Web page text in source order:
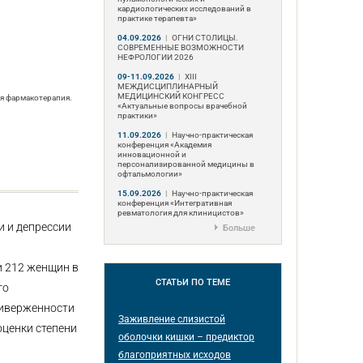
и депрессии
212 женщин в
степени
кардиологических исследований в
практике терапевта»
04.09.2026 | ОГНИ СТОЛИЦЫ.
СОВРЕМЕННЫЕ ВОЗМОЖНОСТИ
НЕФРОЛОГИИ 2026
09-11.09.2026 | ХIII
МЕЖДИСЦИПЛИНАРНЫЙ
МЕДИЦИНСКИЙ КОНГРЕСС
«Актуальные вопросы врачебной
практики»
11.09.2026 | Научно-практическая
конференция «Академия
инновационной и
персонализированной медицины в
офтальмологии»
15.09.2026 | Научно-практическая
конференция «Интегративная
ревматология для клиницистов»
Больше
СТАТЬИ ПО ТЕМЕ
Заживление слизистой
оболочки кишки – предиктор
благоприятных исходов